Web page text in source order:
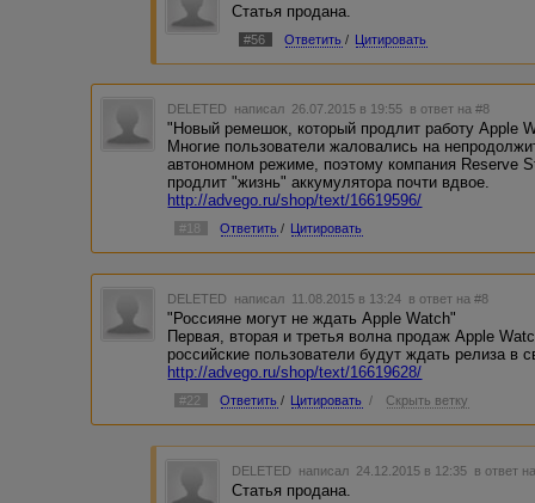
Статья продана.
#56 Ответить / Цитировать
DELETED написал 26.07.2015 в 19:55 в ответ на #8
"Новый ремешок, который продлит работу Apple
Многие пользователи жаловались на
автономном режиме, поэтому компания Reserve
продлит "жизнь" аккумулятора почти вдвое.
http://advego.ru/shop/text/16619596/
#18 Ответить / Цитировать
DELETED написал 11.08.2015 в 13:24 в ответ на #8
"Россияне могут не ждать Apple Watch"
Первая, вторая и третья волна продаж Apple
российские пользователи будут ждать релиза в
http://advego.ru/shop/text/16619628/
#22 Ответить / Цитировать / Скрыть ветку
DELETED написал 24.12.2015 в 12:35 в ответ
Статья продана.